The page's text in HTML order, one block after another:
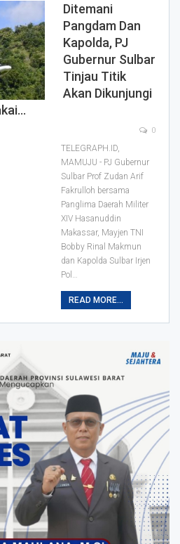
Ditemani
Pangdam Dan
Kapolda, PJ
Gubernur Sulbar
Tinjau Titik
Akan Dikunjungi
0
TELEGRAPH.ID,
MAMUJU - PJ Gubernur
Sulbar Prof Zudan Arif
Fakrulloh bersama
Panglima Daerah Militer
XIV Hasanuddin
Makassar, Mayjen TNI
Bobby Rinal Makmun
dan Kapolda Sulbar Irjen
Pol…
READ MORE...